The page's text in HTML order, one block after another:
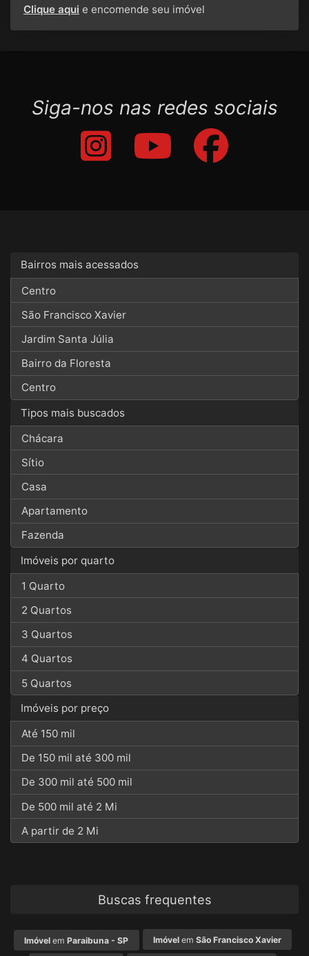
Clique aqui e encomende seu imóvel
Siga-nos nas redes sociais
Bairros mais acessados
Centro
São Francisco Xavier
Jardim Santa Júlia
Bairro da Floresta
Centro
Tipos mais buscados
Chácara
Sítio
Casa
Apartamento
Fazenda
Imóveis por quarto
1 Quarto
2 Quartos
3 Quartos
4 Quartos
5 Quartos
Imóveis por preço
Até 150 mil
De 150 mil até 300 mil
De 300 mil até 500 mil
De 500 mil até 2 Mi
A partir de 2 Mi
Buscas frequentes
Imóvel emParaibuna - SP Imóvelem São Francisco Xavier